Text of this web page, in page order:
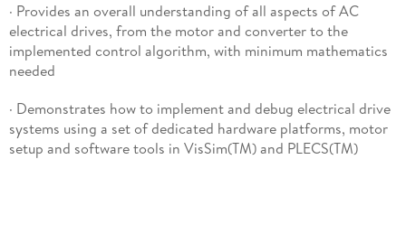
· Provides an overall understanding of all aspects of AC
electrical drives, from the motor and converter to the
implemented control algorithm, with minimum mathematics
needed
· Demonstrates how to implement and debug electrical drive
systems using a set of dedicated hardware platforms, motor
setup and software tools in VisSim(TM) and PLECS(TM)